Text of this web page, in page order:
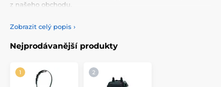
z našeho obchodu.
Zobrazit celý popis ›
Nejprodávanější produkty